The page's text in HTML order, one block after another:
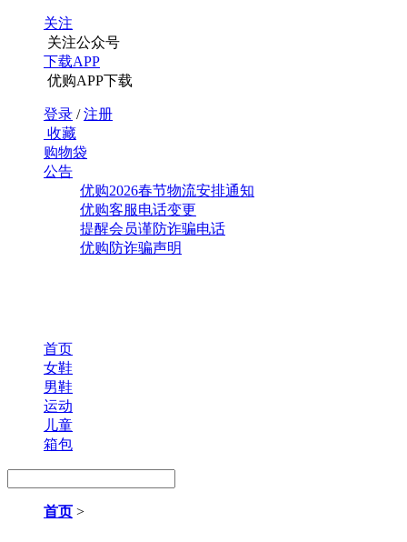
关注
关注公众号
下载APP
优购APP下载
登录 /注册
收藏
购物袋
公告
优购2026春节物流安排通知
优购客服电话变更
提醒会员谨防诈骗电话
优购防诈骗声明
首页
女鞋
男鞋
运动
儿童
箱包
首页 >